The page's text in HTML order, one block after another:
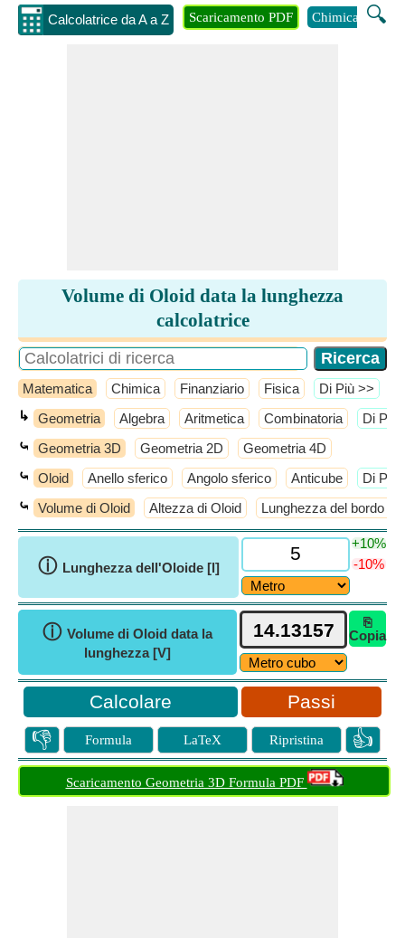
Calcolatrice da A a Z 🔍
Scaricamento PDF Chimica
Volume di Oloid data la lunghezza
calcolatrice
Matematica Chimica Finanziario Fisica ​Di Più >>
↳ Geometria Algebra Aritmetica Combinatoria ​Di Più
⤿ Geometria 3D Geometria 2D Geometria 4D
⤿ Oloid Anello sferico Angolo sferico Anticube ​Di Più
⤿ Volume di Oloid Altezza di Oloid Lunghezza del bordo di
ⓘ Lunghezza dell'Oloide [l]
+10%
-10%
ⓘ Volume di Oloid data la
lunghezza [V]
⎘
Copia
Passi
👎 Formula LaTeX Ripristina 👍
Scaricamento Geometria 3D Formula PDF